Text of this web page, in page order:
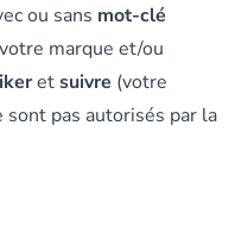
ou sans mot-clé
votre marque et/ou
etsuivre (votre
sont pas autorisés par la